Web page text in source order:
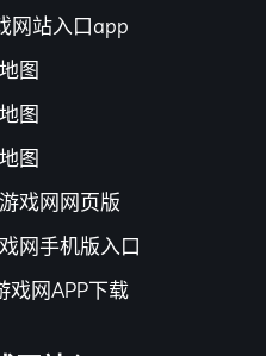
网站入口app
图
图
图
戏网网页版
网手机版入口
戏网APP下载